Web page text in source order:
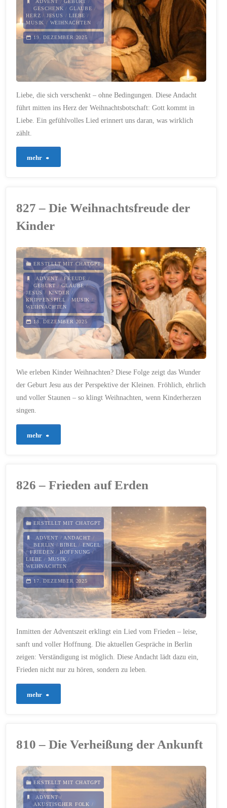
ADVENT /GEBURT /
GESCHENK /GLAUBE /
HERZ / JESUS /LIEBE /
MUSIK / WEIHNACHTEN
19. DEZEMBER 2025
Liebe, die sich verschenkt – ohne Bedingungen. Diese Andacht
führt mitten ins Herz der Weihnachtsbotschaft: Gott kommt in
Liebe. Ein gefühlvolles Lied erinnert uns daran, was wirklich
zählt.
mehr
Liebe"
827 – Die Weihnachtsfreude der
Kinder
ERSTELLT MIT CHATGPT
ADVENT/FREUDE /
GEBURT /GLAUBE/
JESUS / KINDER /
KRIPPENSPIEL/MUSIK /
WEIHNACHTEN
18. DEZEMBER 2025
Wie erleben Kinder Weihnachten? Diese Folge zeigt das Wunder
der Geburt Jesu aus der Perspektive der Kleinen. Fröhlich, ehrlich
und voller Staunen – so klingt Weihnachten, wenn Kinderherzen
singen.
mehr
der
Kinder"
826 – Frieden auf Erden
ERSTELLT MIT CHATGPT
ADVENT /ANDACHT /
BERLIN /BIBEL / ENGEL
/FRIEDEN / HOFFNUNG/
LIEBE / MUSIK /
WEIHNACHTEN
17. DEZEMBER 2025
Inmitten der Adventszeit erklingt ein Lied vom Frieden – leise,
sanft und voller Hoffnung. Die aktuellen Gespräche in Berlin
zeigen: Verständigung ist möglich. Diese Andacht lädt dazu ein,
Frieden nicht nur zu hören, sondern zu leben.
mehr
810 – Die Verheißung der Ankunft
ERSTELLT MIT CHATGPT
ADVENT/
AKUSTISCHER FOLK /